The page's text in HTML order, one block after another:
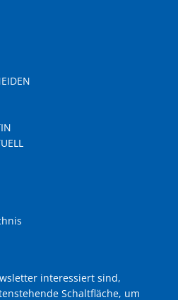
interessiert sind,
Schaltfläche, um